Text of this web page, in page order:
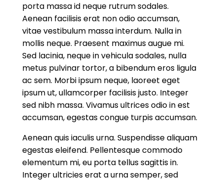
porta massa id neque rutrum sodales.
Aenean facilisis erat non odio accumsan,
vitae vestibulum massa interdum. Nulla in
mollis neque. Praesent maximus augue mi.
Sed lacinia, neque in vehicula sodales, nulla
metus pulvinar tortor, a bibendum eros ligula
ac sem. Morbi ipsum neque, laoreet eget
ipsum ut, ullamcorper facilisis justo. Integer
sed nibh massa. Vivamus ultrices odio in est
accumsan, egestas congue turpis accumsan.
Aenean quis iaculis urna. Suspendisse aliquam
egestas eleifend. Pellentesque commodo
elementum mi, eu porta tellus sagittis in.
Integer ultricies erat a urna semper, sed